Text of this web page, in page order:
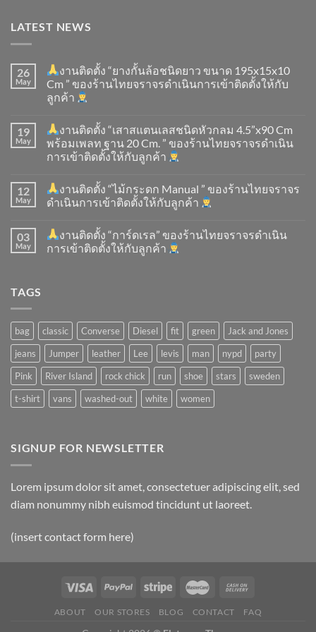
LATEST NEWS
26
May
งานติดตั้ง “ยางกั้นล้อชนิดยาว ขนาด 195x15x10
Cm ” ของร้านไทยจราจรดำเนินการเข้าติดตั้ง​ให้กับ
ลูกค้า
19
May
งานติดตั้ง “เสาสแตนเลสชนิดหัวกลม 4.5”x90 Cm
พร้อมเพลท ฐาน 20 Cm. ” ของร้านไทยจราจรดำเนิน
การเข้าติดตั้ง​ให้กับลูกค้า
12
May
งานติดตั้ง “ไม้กระดก Manual ” ของร้านไทยจราจร
ดำเนินการเข้าติดตั้ง​ให้กับลูกค้า
03
May
งานติดตั้ง “การ์ดเรล” ของร้านไทยจราจรดำเนิน
การเข้าติดตั้ง​ให้กับลูกค้า
TAGS
bag classic Converse Diesel fit green
Jack and Jones
jeans
Jumper leather Lee levis man nypd
party
Pink
River Island rock chick run shoe stars
sweden
t-shirt
vans washed-out white women
SIGNUP FOR NEWSLETTER
Lorem ipsum dolor sit amet, consectetuer adipiscing elit, sed
diam nonummy nibh euismod tincidunt ut laoreet.
(insert contact form here)
ABOUT OUR STORES BLOG CONTACT FAQ